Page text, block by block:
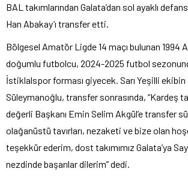
BAL takımlarından Galata’dan sol ayaklı
Han Abakay’ı transfer etti.
Bölgesel Amatör Ligde 14 maçı bulunan 1994
doğumlu futbolcu, 2024-2025 futbol
İstiklalspor forması giyecek. Sarı Yeşilli ekibin
Süleymanoğlu, transfer sonrasında, “Kardeş
değerli Başkanı Emin Selim Akgül’e transfer
olağanüstü tavırları, nezaketi ve bize olan
teşekkür ederim, dost takımımız Galata’ya
nezdinde başarılar dilerim” dedi.